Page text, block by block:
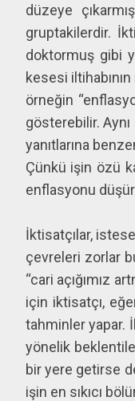
düzeye
gruptakilerdir.
doktormuş gibi
kesesi
örneğin
gösterebilir.
yanıtlarına
Çünkü işin özü
enflasyonu
İktisatçılar,
çevreleri zorlar
“cari açığımız
için iktisatçı,
tahminler yapar.
yönelik
bir yere getirse
işin en sıkıcı